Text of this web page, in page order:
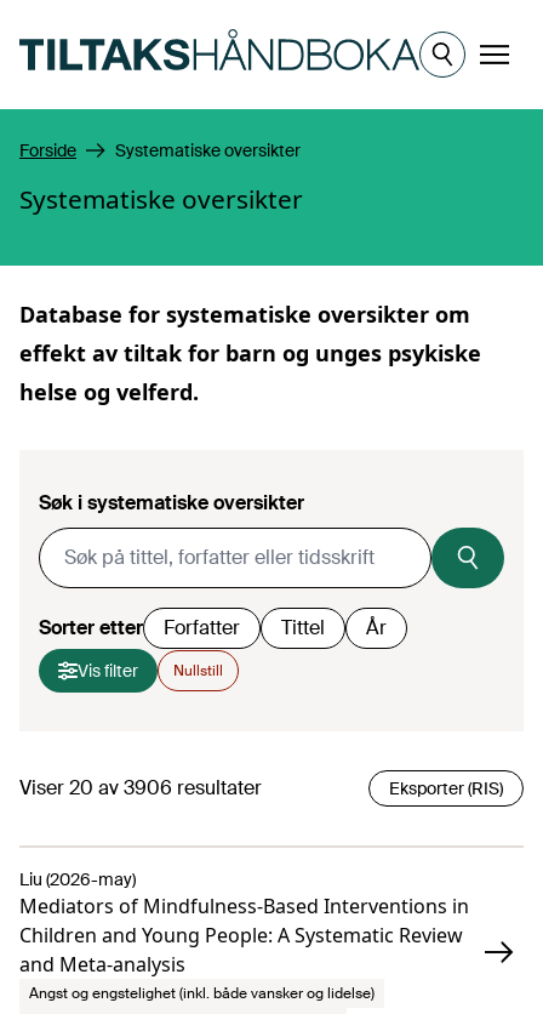
Meny
Forside Systematiske oversikter
Systematiske oversikter
Database for systematiske oversikter om
effekt av tiltak for barn og unges psykiske
helse og velferd.
Søk i systematiske oversikter
Sorter etter Forfatter Tittel År
Vis filter Nullstill
Viser20 av3906 resultater Eksporter (RIS)
Mediators of Mindfulness-Based Interventions in
Children and Young People: A Systematic Review
and Meta-analysis
Liu (2026-may)
Angst og engstelighet (inkl. både vansker og lidelse)